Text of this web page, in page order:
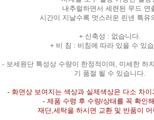
내추럴하면서 세련된 무드 연
시간이 지날수록 멋스러운 린넨 특유
+ 신축성 : 없습니다.
+ 비 침 : 비침에 따라 있을 수 있
- 보세원단 특성상 수량이 한정적이며, 미세한 하
기 품절 될 수 있습니다.
- 화면상 보여지는 색상과 실제색상은 다소 차
- 제품 수령 후 수량/상태를 꼭 확인
재단,세탁을 하시면 교환 및 반품이 어